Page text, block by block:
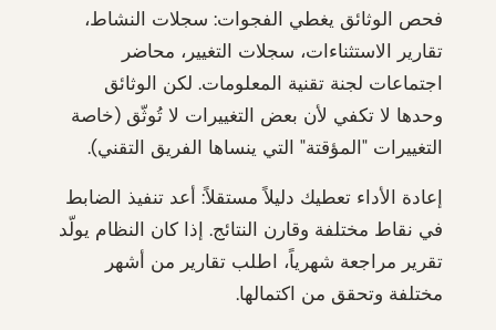
فحص الوثائق يغطي الفجوات: سجلات النشاط،
تقارير الاستثناءات، سجلات التغيير، محاضر
اجتماعات لجنة تقنية المعلومات. لكن الوثائق
وحدها لا تكفي لأن بعض التغييرات لا تُوثّق (خاصة
التغييرات "المؤقتة" التي ينساها الفريق التقني).
إعادة الأداء تعطيك دليلاً مستقلاً: أعد تنفيذ الضابط
في نقاط مختلفة وقارن النتائج. إذا كان النظام يولّد
تقرير مراجعة شهرياً، اطلب تقارير من أشهر
مختلفة وتحقق من اكتمالها.